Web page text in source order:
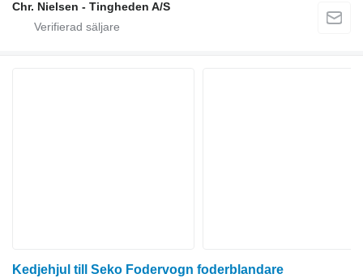
Chr. Nielsen - Tingheden A/S
Kedjehjul till Seko Fodervogn foderblandare